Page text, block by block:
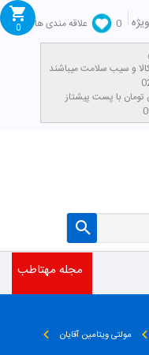
0
علاقه مندی ها
0
مجله مهتاطب
مولتی ویتامین آقایان